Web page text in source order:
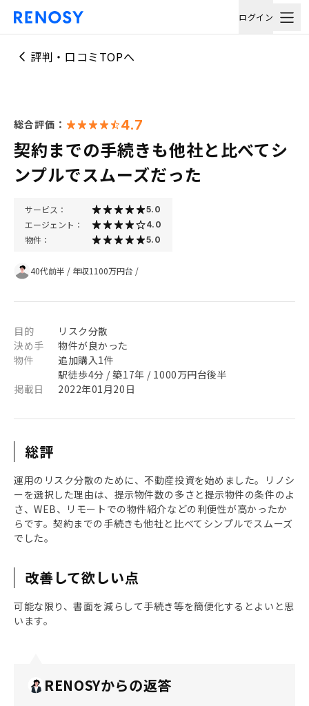
ログイン
評判・口コミTOPへ
総合評価： 4.7
契約までの手続きも他社と比べてシ
ンプルでスムーズだった
サービス： 5.0
エージェント： 4.0
物件： 5.0
40代前半 / 年収1100万円台 /
目的
リスク分散
決め手
物件が良かった
物件
追加購入1件
駅徒歩4分 / 築17年 / 1000万円台後半
掲載日
2022年01月20日
総評
運用のリスク分散のために、不動産投資を始めました。リノシ
ーを選択した理由は、提示物件数の多さと提示物件の条件のよ
さ、WEB、リモートでの物件紹介などの利便性が高かったか
らです。契約までの手続きも他社と比べてシンプルでスムーズ
でした。
改善して欲しい点
可能な限り、書面を減らして手続き等を簡便化するとよいと思
います。
RENOSYからの返答